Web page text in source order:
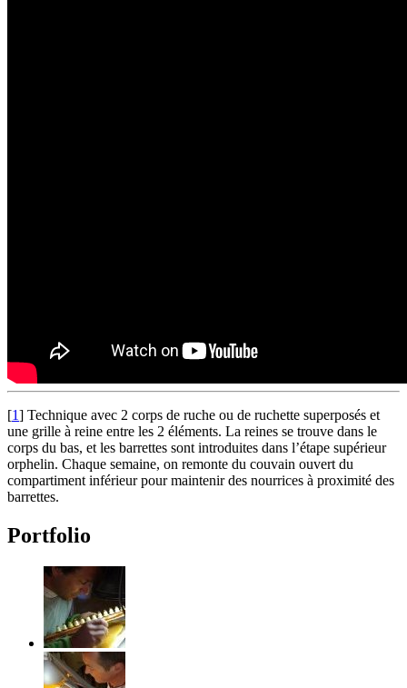
[1] Technique avec 2 corps de ruche ou de ruchette superposés et
une grille à reine entre les 2 éléments. La reines se trouve dans le
corps du bas, et les barrettes sont introduites dans l’étape supérieur
orphelin. Chaque semaine, on remonte du couvain ouvert du
compartiment inférieur pour maintenir des nourrices à proximité des
barrettes.
Portfolio